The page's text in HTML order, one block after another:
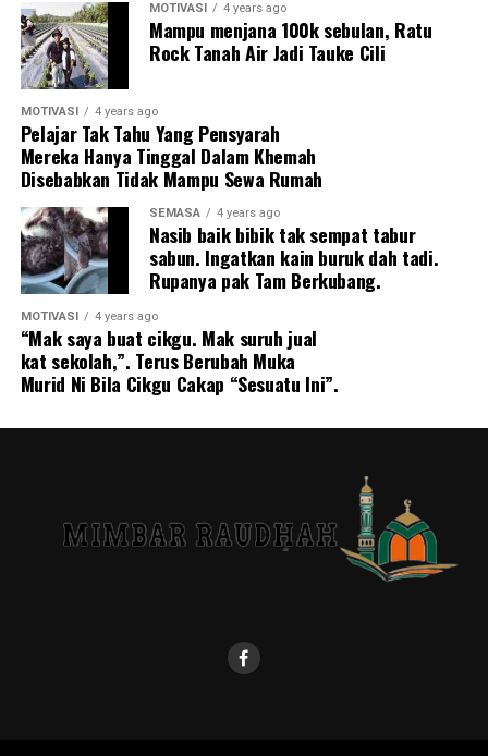
MOTIVASI 4 years ago
Mampu menjana 100k sebulan, Ratu
Rock Tanah Air Jadi Tauke Cili
MOTIVASI 4 years ago
Pelajar Tak Tahu Yang Pensyarah
Mereka Hanya Tinggal Dalam Khemah
Disebabkan Tidak Mampu Sewa Rumah
SEMASA 4 years ago
Nasib baik bibik tak sempat tabur
sabun. Ingatkan kain buruk dah tadi.
Rupanya pak Tam Berkubang.
MOTIVASI 4 years ago
“Mak saya buat cikgu. Mak suruh jual
kat sekolah,”. Terus Berubah Muka
Murid Ni Bila Cikgu Cakap “Sesuatu Ini”.